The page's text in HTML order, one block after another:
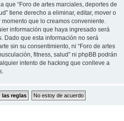
que “Foro de artes marciales, deportes de
tiene derecho a eliminar, editar, mover o
que lo creamos conveniente.
información que haya ingresado será
Dado que esta información no será
sin su consentimiento, ni “Foro de artes
fitness, salud” ni phpBB podrán
intento de hacking que conlleve a